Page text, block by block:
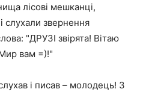
лісові мешканці,
слухали звернення
"ДРУЗІ звірята! Вітаю
вам =)!"
і писав – молодець! З